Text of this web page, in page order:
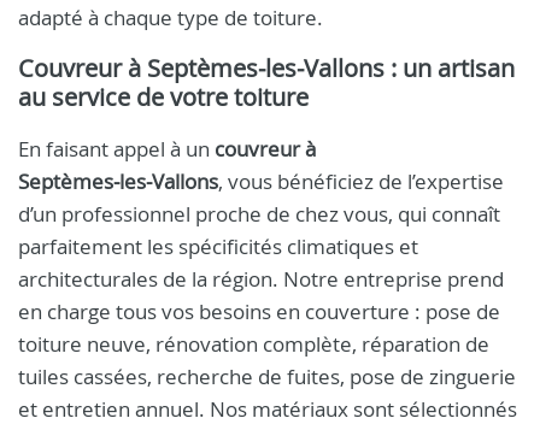
adapté à chaque type de toiture.
Couvreur à Septèmes‑les‑Vallons : un artisan
au service de votre toiture
En faisant appel à un couvreur à
Septèmes‑les‑Vallons, vous bénéficiez de l’expertise
d’un professionnel proche de chez vous, qui connaît
parfaitement les spécificités climatiques et
architecturales de la région. Notre entreprise prend
en charge tous vos besoins en couverture : pose de
toiture neuve, rénovation complète, réparation de
tuiles cassées, recherche de fuites, pose de zinguerie
et entretien annuel. Nos matériaux sont sélectionnés